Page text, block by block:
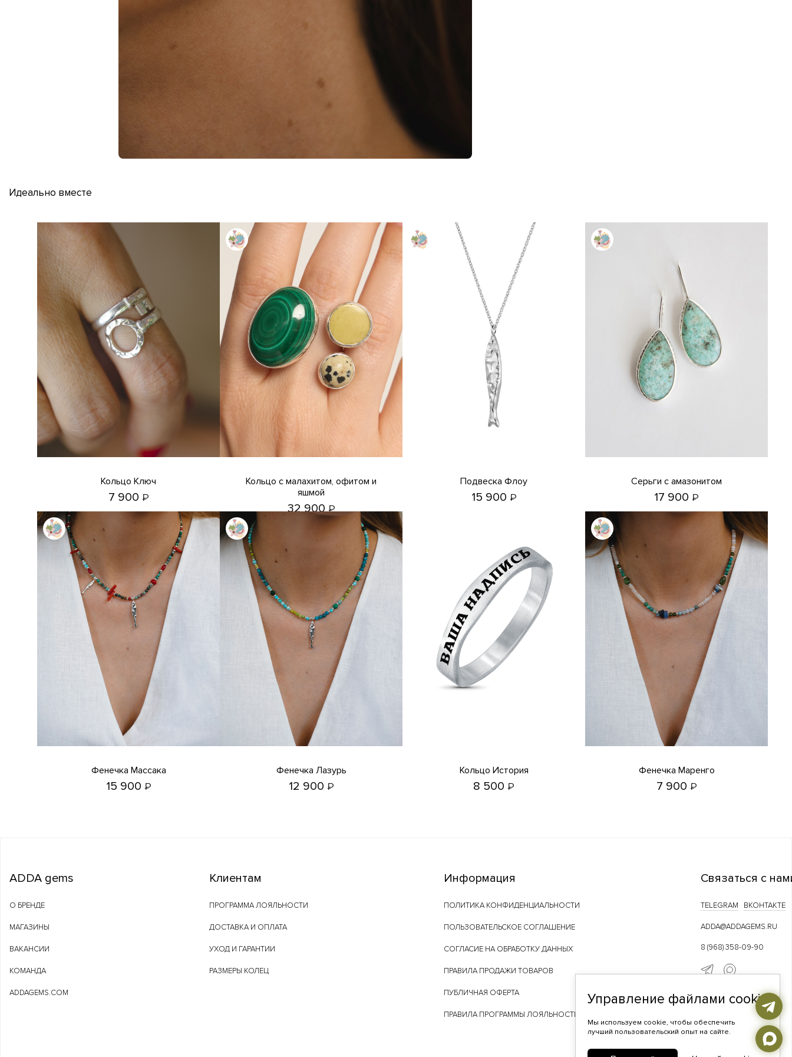
Идеально вместе
Кольцо Ключ
7 900 ₽
Кольцо с малахитом, офитом и
яшмой
32 900₽
Подвеска Флоу
15 900 ₽
Серьги с амазонитом
17 900 ₽
Фенечка Массака
15 900 ₽
Фенечка Лазурь
12 900 ₽
Кольцо История
8 500 ₽
Фенечка Маренго
7 900 ₽
ADDA gems
О БРЕНДЕ
МАГАЗИНЫ
ВАКАНСИИ
КОМАНДА
ADDAGEMS.COM
Клиентам
ПРОГРАММА ЛОЯЛЬНОСТИ
ДОСТАВКА И ОПЛАТА
УХОД И ГАРАНТИИ
РАЗМЕРЫ КОЛЕЦ
Информация
ПОЛИТИКА КОНФИДЕНЦИАЛЬНОСТИ
ПОЛЬЗОВАТЕЛЬСКОЕ СОГЛАШЕНИЕ
СОГЛАСИЕ НА ОБРАБОТКУ ДАННЫХ
ПРАВИЛА ПРОДАЖИ ТОВАРОВ
ПУБЛИЧНАЯ ОФЕРТА
ПРАВИЛА ПРОГРАММЫ ЛОЯЛЬНОСТИ
Связаться с
TELEGRAM ВКОНТАКТЕ
ADDA@ADDAGEMS.RU
8 (968) 358-09-90
Управление файлами cookie
Мы используем cookie, чтобы обеспечить
лучший пользовательский опыт на сайте.